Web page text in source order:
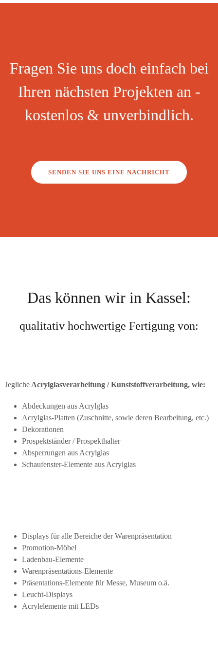
Fragen Sie uns doch einfach bei
Ihren nächsten Projekten an -
kostenlos & unverbindlich.
SENDEN SIE UNS EINE NACHRICHT
Das können wir in Kassel:
qualitativ hochwertige Fertigung von:
Jegliche Acrylglasverarbeitung / Kunststoffverarbeitung, wie:
Abdeckungen aus Acrylglas
Acrylglas-Platten (Zuschnitte, sowie deren Bearbeitung, etc.)
Dekorationen
Prospektständer / Prospekthalter
Absperrungen aus Acrylglas
Schaufenster-Elemente aus Acrylglas
Displays für alle Bereiche der Warenpräsentation
Promotion-Möbel
Ladenbau-Elemente
Warenpräsentations-Elemente
Präsentations-Elemente für Messe, Museum o.ä.
Leucht-Displays
Acrylelemente mit LEDs